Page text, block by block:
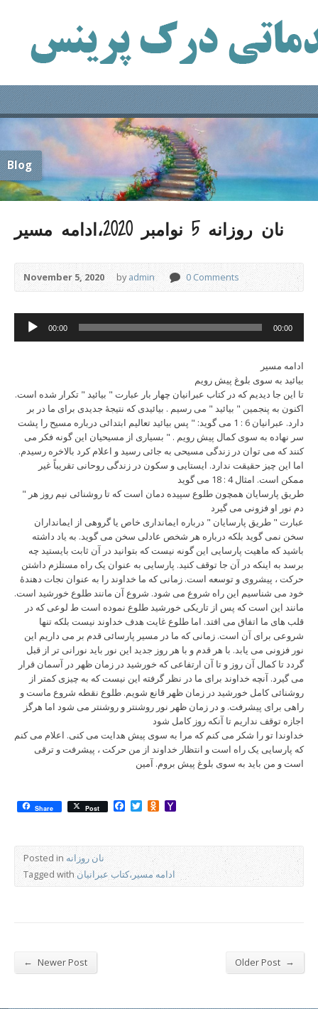
Blog
نان روزانه 5 نوامبر 2020،ادامه مسیر
November 5, 2020 byadmin 0 Comments
Audio
Player
00:00 00:00
ادامه مسیر
بیائید به سوی بلوغ پیش رویم
تا این جا دیدیم که در کتاب عبرانیان چهار بار عبارت " بیائید " تکرار شده است.
اکنون به پنجمین " بیائید " می رسیم . بیائیدی که نتیجۀ جدیدی برای ما در بر
دارد. عبرانیان 6 : 1 می گوید: " پس بیائید تعالیم ابتدائی درباره مسیح را پشت
سر نهاده به سوی کمال پیش رویم . " بسیاری از مسیحیان این گونه فکر می
کنند که می توان در زندگی مسیحی به جائی رسید و اعلام کرد بالاخره رسیدم.
اما این چیز حقیقت ندارد. ایستایی و سکون در زندگی روحانی تقریباً غیر
ممکن است. امثال 4 : 18 می گوید
" طریق پارسایان همچون طلوع سپیده دمان است که تا روشنائی نیم روز هر
دم نور او فزونی می گیرد
عبارت " طریق پارسایان " درباره ایمانداری خاص یا گروهی از ایمانداران
سخن نمی گوید بلکه درباره هر شخص عادلی سخن می گوید. به یاد داشته
باشید که ماهیت پارسایی این گونه نیست که بتوانید در آن ثابت بایستید چه
برسد به اینکه در آن جا توقف کنید. پارسایی به عنوان یک راه مستلزم داشتن
حرکت ، پیشروی و توسعه است. زمانی که ما خداوند را به عنوان نجات دهندۀ
خود می شناسیم این راه شروع می شود. شروع آن مانند طلوع خورشید است.
مانند این است که پس از تاریکی خورشید طلوع نموده است ط لوعی که در
قلب های ما اتفاق می افتد. اما طلوع غایت هدف خداوند نیست بلکه تنها
شروعی برای آن است. زمانی که ما در مسیر پارسائی قدم بر می داریم این
نور فزونی می یابد. با هر قدم و با هر روز جدید این نور باید نورانی تر از قبل
گردد تا کمال آن روز و تا آن ارتفاعی که خورشید در زمان ظهر در آسمان قرار
می گیرد. آنچه خداوند برای ما در نظر گرفته این نیست که به چیزی کمتر از
روشنائی کامل خورشید در زمان ظهر قانع شویم. طلوع نقطه شروع ماست و
راهی برای پیشرفت. و در زمان ظهر نور روشنتر و روشنتر می شود اما هرگز
اجازه توقف نداریم تا آنکه روز کامل شود
خداوندا تو را شکر می کنم که مرا به سوی پیش هدایت می کنی. اعلام می کنم
که پارسایی یک راه است و انتظار خداوند از من حرکت ، پیشرفت و ترقی
است و من باید به سوی بلوغ پیش بروم. آمین
Share Post Facebook
TwitterOdnoklassniki
Posted in نان روزانه
Tagged withادامه مسیر،کتاب عبرانیان
← Newer Post Older Post →